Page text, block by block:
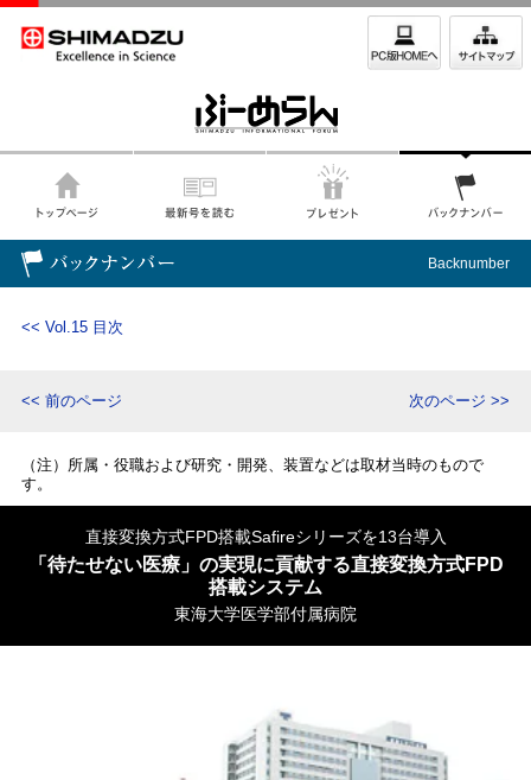
Backnumber
<< Vol.15 目次
<< 前のページ 次のページ >>
（注）所属・役職および研究・開発、装置などは取材当時のもので
す。
直接変換方式FPD搭載Safireシリーズを13台導入
「待たせない医療」の実現に貢献する直接変換方式FPD
搭載システム
東海大学医学部付属病院